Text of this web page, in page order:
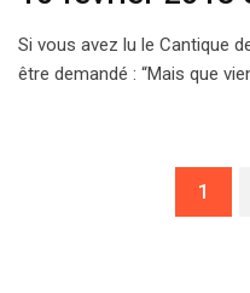
Si vous avez lu le Cantique
être demandé : “Mais que
1